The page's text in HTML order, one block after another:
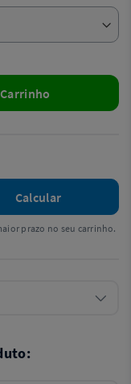
Calcular
prazo no seu carrinho.